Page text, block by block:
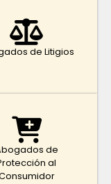
de Litigios
de
al